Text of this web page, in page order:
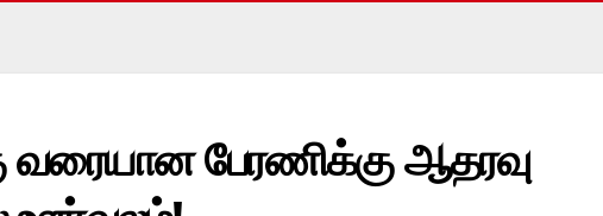
வரையான பேரணிக்கு ஆதரவு